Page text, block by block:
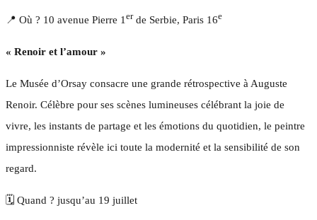
📍 Où ? 10 avenue Pierre 1erde Serbie, Paris 16e
« Renoir et l’amour »
Le Musée d’Orsay consacre une grande rétrospective à Auguste
Renoir. Célèbre pour ses scènes lumineuses célébrant la joie de
vivre, les instants de partage et les émotions du quotidien, le peintre
impressionniste révèle ici toute la modernité et la sensibilité de son
regard.
🗓️ Quand ? jusqu’au 19 juillet